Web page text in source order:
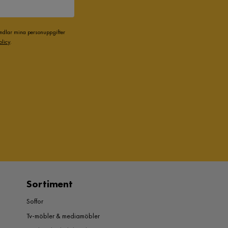
mina personuppgifter
.
Sortiment
Soffor
Tv-möbler & mediamöbler